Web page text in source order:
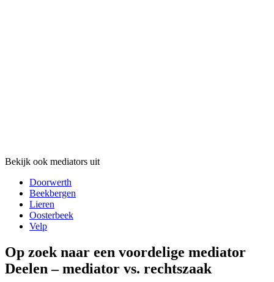
Bekijk ook mediators uit
Doorwerth
Beekbergen
Lieren
Oosterbeek
Velp
Op zoek naar een voordelige mediator
Deelen – mediator vs. rechtszaak